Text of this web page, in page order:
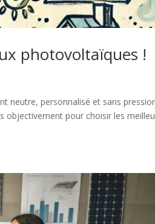
photovoltaïques !
neutre, personnalisé et sans
objectivement pour choisir les